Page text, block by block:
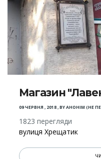
Магазин
09 ЧЕРВНЯ , 2018,BYАНОНІМ (НЕ
1823 перегляди
вулиця Хрещатик